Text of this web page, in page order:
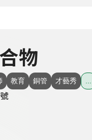
物
教育 銅管 才藝秀